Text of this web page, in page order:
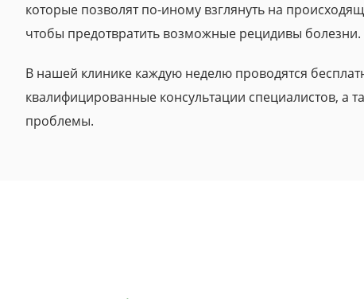
которые позволят по-иному взглянуть на
чтобы предотвратить возможные рецидивы болезни.
В нашей клинике каждую неделю проводятся
квалифицированные консультации специалистов,
проблемы.